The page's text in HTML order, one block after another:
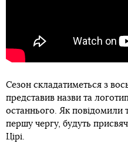
Сезон складатиметься з
представив назви та
останнього. Як повідомили
першу чергу, будуть
Цірі.